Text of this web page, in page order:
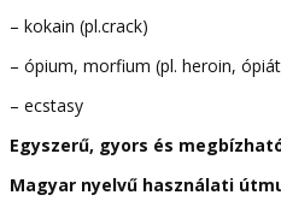
– kokain (pl.crack)
– ópium, morfium (pl. heroin,
– ecstasy
Egyszerű, gyors és
Magyar nyelvű használati